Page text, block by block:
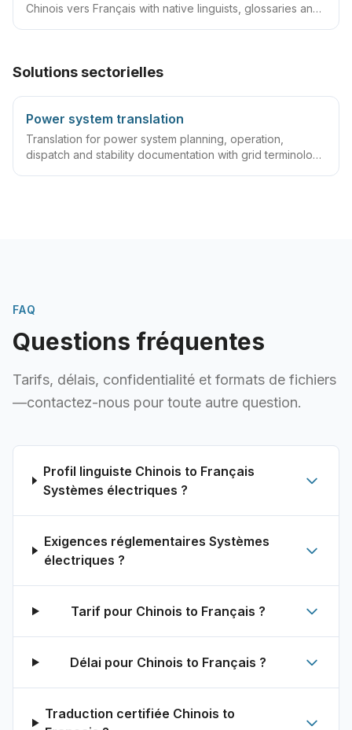
Chinois vers Français with native linguists, glossaries and
Solutions sectorielles
Power system translation
Translation for power system planning, operation,
dispatch and stability documentation with grid terminology
FAQ
Questions fréquentes
Tarifs, délais, confidentialité et formats de fichiers
—contactez-nous pour toute autre question.
Profil linguiste Chinois to Français
Systèmes électriques ?
Exigences réglementaires Systèmes
électriques ?
Tarif pour Chinois to Français ?
Délai pour Chinois to Français ?
Traduction certifiée Chinois to